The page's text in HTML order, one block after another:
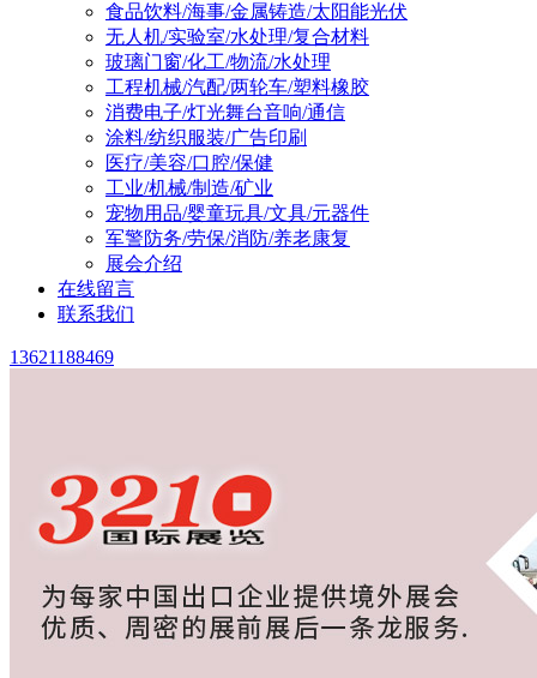
食品饮料/海事/金属铸造/太阳能光伏
无人机/实验室/水处理/复合材料
玻璃门窗/化工/物流/水处理
工程机械/汽配/两轮车/塑料橡胶
消费电子/灯光舞台音响/通信
涂料/纺织服装/广告印刷
医疗/美容/口腔/保健
工业/机械/制造/矿业
宠物用品/婴童玩具/文具/元器件
军警防务/劳保/消防/养老康复
展会介绍
在线留言
联系我们
13621188469